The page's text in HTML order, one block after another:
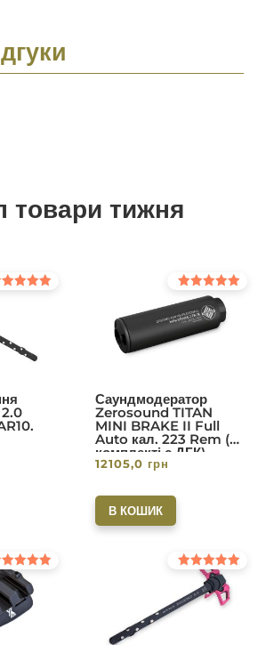
товари тижня
Саундмодератор
Zerosound TITAN
MINI BRAKE II Full
Auto кал. 223 Rem (в
комплекті с ДГК)
різьба 1/2-28. Вlack
Оцінено в
5.00
з 5
12105,0 грн
В КОШИК
в
Оцінено в
з 5